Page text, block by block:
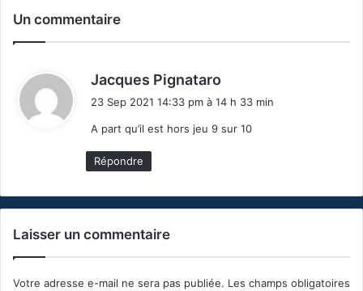
Un commentaire
Jacques Pignataro
23 Sep 2021 14:33 pm à 14 h 33 min
A part qu’il est hors jeu 9 sur 10
Répondre
Laisser un commentaire
Votre adresse e-mail ne sera pas publiée. Les champs obligatoires